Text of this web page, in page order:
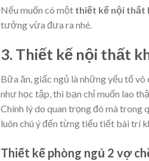
Nếu muốn có một thiết kế nội thất
tưởng vừa đưa ra nhé.
3. Thiết kế nội thất
Bữa ăn, giấc ngủ là những yếu tố
như học tập, thì bạn chỉ muốn lao
Chính lý do quan trọng đó mà trong
luôn chú ý đến từng tiểu tiết bài trí
Thiết kế phòng ngủ 2 vợ